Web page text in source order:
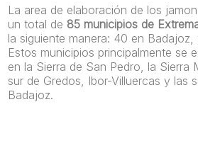
La area de elaboración de los
un total de 85 municipios de
la siguiente manera: 40 en
Estos municipios principalmente se
en la Sierra de San Pedro, la Sierra
sur de Gredos, Ibor-Villuercas y las
Badajoz.